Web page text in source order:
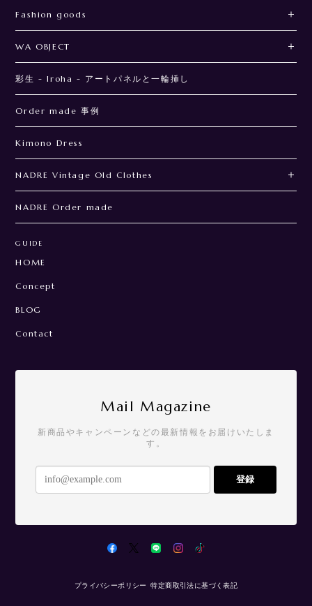
Fashion goods
WA OBJECT
彩生 - Iroha - アートパネルと一輪挿し
Order made 事例
Kimono Dress
NADRE Vintage Old Clothes
NADRE Order made
GUIDE
HOME
Concept
BLOG
Contact
Mail Magazine
新商品やキャンペーンなどの最新情報をお届けいたしま
す。
登録
プライバシーポリシー 特定商取引法に基づく表記